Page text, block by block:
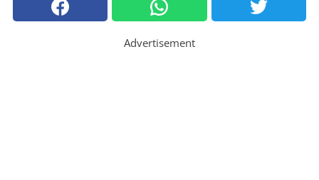
Advertisement